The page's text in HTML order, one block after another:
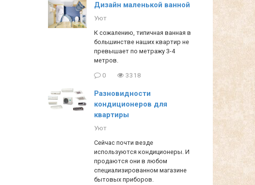
Дизайн маленькой ванной
Уют
К сожалению, типичная ванная в
большинстве наших квартир не
превышает по метражу 3-4
метров.
0 3318
Разновидности
кондиционеров для
квартиры
Уют
Сейчас почти везде
используются кондиционеры. И
продаются они в любом
специализированном магазине
бытовых приборов.